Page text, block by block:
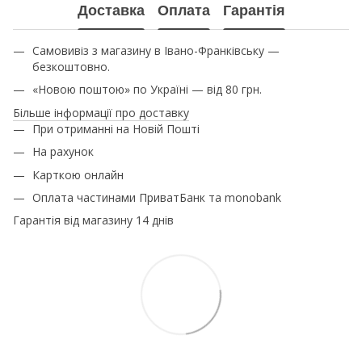
Доставка Оплата Гарантія
Самовивіз з магазину в Івано-Франківську —
безкоштовно.
«Новою поштою» по Україні — від 80 грн.
Більше інформації про доставку
При отриманні на Новій Пошті
На рахунок
Карткою онлайн
Оплата частинами ПриватБанк та monobank
Гарантія від магазину 14 днів